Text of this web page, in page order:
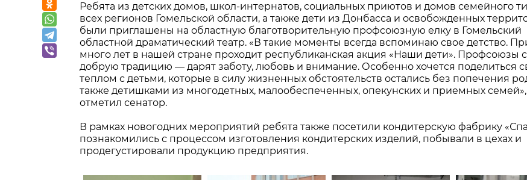
Ребята из детских домов, школ-интернатов, социальных приютов и домов семейного
всех регионов Гомельской области, а также дети из Донбасса и освобожденных
были приглашены на областную благотворительную профсоюзную елку в Гомельский
областной драматический театр. «В такие моменты всегда вспоминаю свое детство.
много лет в нашей стране проходит республиканская акция «Наши дети». Профсоюзы
добрую традицию — дарят заботу, любовь и внимание. Особенно хочется поделиться
теплом с детьми, которые в силу жизненных обстоятельств остались без попечения
также детишками из многодетных, малообеспеченных, опекунских и приемных
отметил сенатор.
В рамках новогодних мероприятий ребята также посетили кондитерскую фабрику
познакомились с процессом изготовления кондитерских изделий, побывали в цехах и
продегустировали продукцию предприятия.